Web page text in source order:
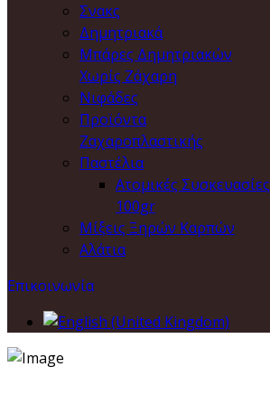
Σνακς
Δημητριακά
Μπάρες Δημητριακών
Χωρίς Ζάχαρη
Νιφάδες
Προϊόντα
Ζαχαροπλαστικής
Παστέλια
Ατομικές Συσκευασίες
100gr
Μίξεις Ξηρών Καρπών
Αλάτια
Επικοινωνία